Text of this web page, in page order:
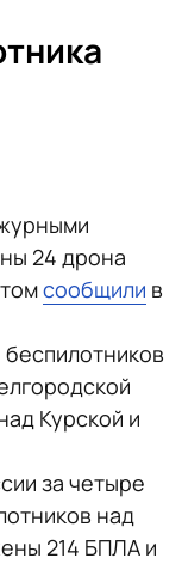
24 дрона
сообщили в
Курской и
за четыре
над
214 БПЛА и